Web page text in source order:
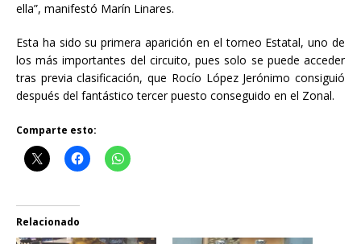
ella”, manifestó Marín Linares.
Esta ha sido su primera aparición en el torneo Estatal, uno de
los más importantes del circuito, pues solo se puede acceder
tras previa clasificación, que Rocío López Jerónimo consiguió
después del fantástico tercer puesto conseguido en el Zonal.
Comparte esto:
Relacionado